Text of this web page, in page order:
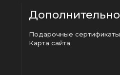
Дополнительно
Подарочные сертификаты
Карта сайта